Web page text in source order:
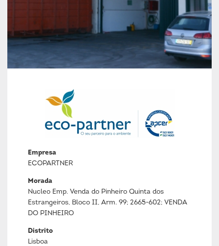
Empresa
ECOPARTNER
Morada
Nucleo Emp. Venda do Pinheiro Quinta dos
Estrangeiros, Bloco II, Arm. 99; 2665-602; VENDA
DO PINHEIRO
Distrito
Lisboa